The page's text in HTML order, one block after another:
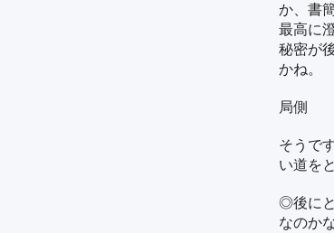
か、書
最高に
秘密が
かね。
局側
そうで
い道を
◎後にと
なのか